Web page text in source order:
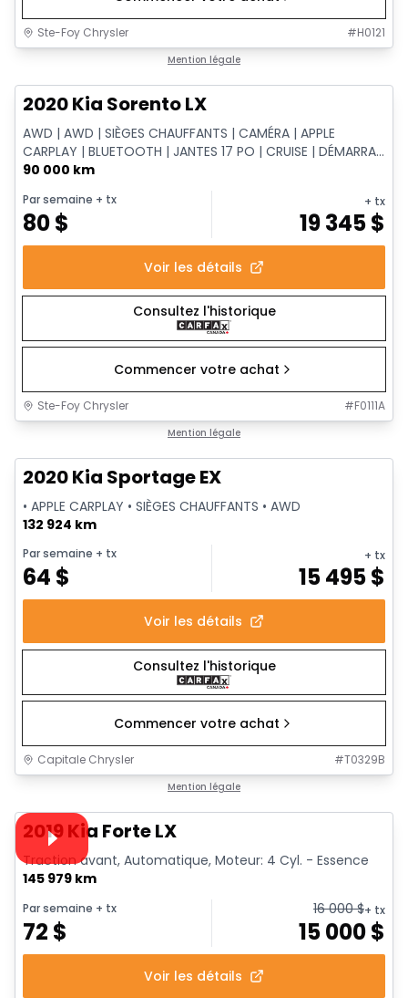
Ste-Foy Chrysler #H0121
Mention légale
2020 Kia Sorento LX
AWD | AWD | SIÈGES CHAUFFANTS | CAMÉRA | APPLE
CARPLAY | BLUETOOTH | JANTES 17 PO | CRUISE | DÉMARRA...
90 000 km
Par semaine + tx
80$
+ tx
19 345$
Voir les détails
Consultez l'historique
Commencer votre achat
Ste-Foy Chrysler #F0111A
Mention légale
2020 Kia Sportage EX
• APPLE CARPLAY • SIÈGES CHAUFFANTS • AWD
132 924 km
Par semaine + tx
64 $
+ tx
15 495$
Voir les détails
Consultez l'historique
Commencer votre achat
Capitale Chrysler #T0329B
Mention légale
Vidéo disponible
2019 Kia Forte LX
Traction avant, Automatique, Moteur: 4 Cyl. - Essence
145 979 km
Par semaine + tx
72 $
16 000$+ tx
15 000$
Voir les détails